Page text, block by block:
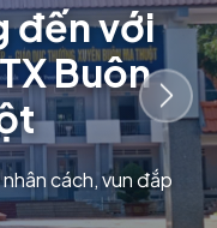
đến với
Buôn
cách, vun đắp
Next